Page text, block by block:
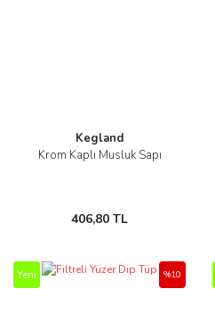
Kegland
Krom Kaplı Musluk Sapı
406,80 TL
Yeni %10